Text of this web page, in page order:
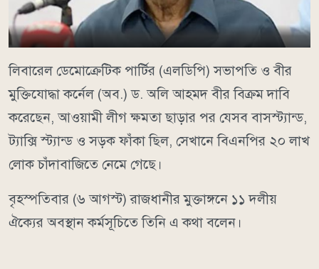
লিবারেল ডেমোক্রেটিক পার্টির (এলডিপি) সভাপতি ও বীর
মুক্তিযোদ্ধা কর্নেল (অব.) ড. অলি আহমদ বীর বিক্রম দাবি
করেছেন, আওয়ামী লীগ ক্ষমতা ছাড়ার পর যেসব বাসস্ট্যান্ড,
ট্যাক্সি স্ট্যান্ড ও সড়ক ফাঁকা ছিল, সেখানে বিএনপির ২০ লাখ
লোক চাঁদাবাজিতে নেমে গেছে।
বৃহস্পতিবার (৬ আগস্ট) রাজধানীর মুক্তাঙ্গনে ১১ দলীয়
ঐক্যের অবস্থান কর্মসূচিতে তিনি এ কথা বলেন।